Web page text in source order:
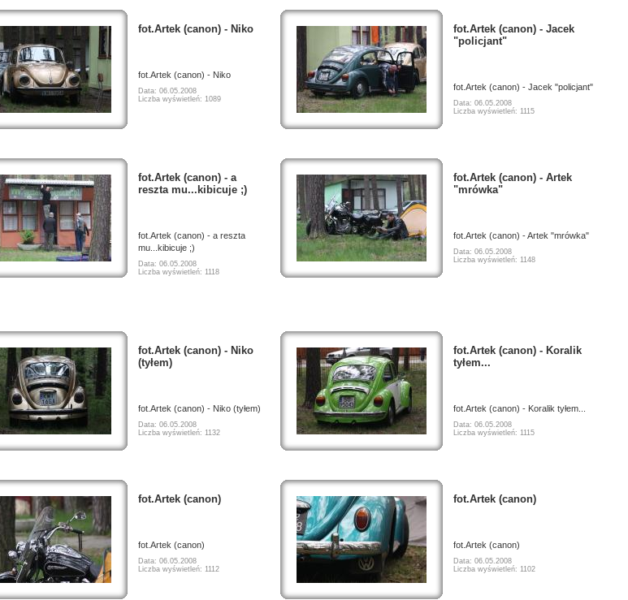
fot.Artek (canon) - Niko
fot.Artek (canon) - Niko
Data: 06.05.2008
Liczba wyświetleń: 1089
fot.Artek (canon) - Jacek
"policjant"
fot.Artek (canon) - Jacek "policjant"
Data: 06.05.2008
Liczba wyświetleń: 1115
fot.Artek (canon) - a
reszta mu...kibicuje ;)
fot.Artek (canon) - a reszta
mu...kibicuje ;)
Data: 06.05.2008
Liczba wyświetleń: 1118
fot.Artek (canon) - Artek
"mrówka"
fot.Artek (canon) - Artek "mrówka"
Data: 06.05.2008
Liczba wyświetleń: 1148
fot.Artek (canon) - Niko
(tyłem)
fot.Artek (canon) - Niko (tyłem)
Data: 06.05.2008
Liczba wyświetleń: 1132
fot.Artek (canon) - Koralik
tyłem...
fot.Artek (canon) - Koralik tyłem...
Data: 06.05.2008
Liczba wyświetleń: 1115
fot.Artek (canon)
fot.Artek (canon)
Data: 06.05.2008
Liczba wyświetleń: 1112
fot.Artek (canon)
fot.Artek (canon)
Data: 06.05.2008
Liczba wyświetleń: 1102